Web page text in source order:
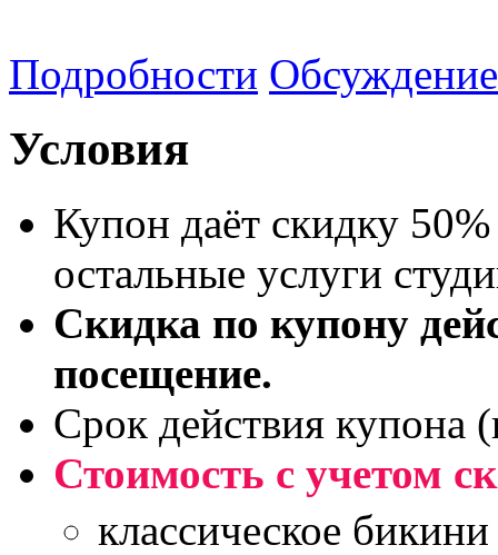
Подробности Обсуждение
Условия
Купон даёт скидку
остальные услуги
Скидка по купону
посещение.
Срок действия купона
Стоимость с учетом
классическое